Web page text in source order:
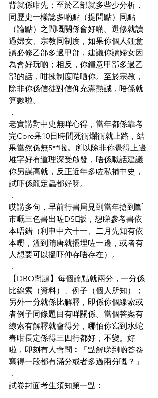
背就係咁先；至於乙部就多些少分析，
同歷史一樣諗多啲點（提問點）同點
（論點）之間嘅關係會好啲。選修就讀
過婦女、宗教同制度，如果你個人鍾意
讀必修乙部多過甲部，建議你讀婦女因
為會好玩啲；相反，你鍾意甲部多過乙
部的話，咁揀制度啱哂你。至於宗教，
除非你係信徒對信仰充滿熱誠，唔係就
算數啦。
．
老實講對中史無咩心得，當年都係靠考
完Core果10日時間死衝爛衝就上路，結
果當然係無5**啦。所以除非你覺得上邊
堆字好有道理深受啟發，唔係嘅話建議
你另謀高就，反正近年多咗私補中史，
試吓係龍定蟲都好呀。
．
哎講多句，早前行書局見到當年搶到斷
市嘅三色書出咗DSE版，想睇參考書依
本唔錯（利申中六十一、二月先知有依
本嘢，溫到隋唐就擺埋咗一邊，或者有
人想要可以搵吓仲存唔存在）。
．
【DBQ問題】每個論點就兩分，一分係
比線索（資料）、例子（個人所知）；
另外一分就係比解釋，即係你個線索或
者例子同條題目有咩關係。當個答案有
線索有解釋就會得分，哪怕你寫到水蛇
春咁長定係得三四行都好，不變。好
啦，即刻有人會問︰「點解睇到啲答卷
寫得一段都有滿分或者多過兩分嘅？」
．
試卷封面考生須知第一點︰